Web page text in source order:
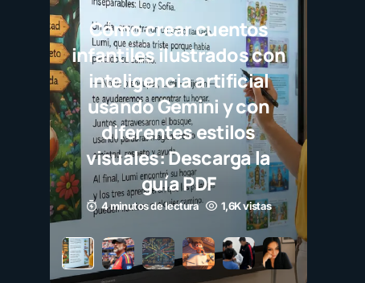
Cómo crear cuentos
infantiles ilustrados con
inteligencia artificial
usando Gemini y con
diferentes estilos
visuales: Descarga la
guía PDF
4 minutos de lectura 1,6K vistas